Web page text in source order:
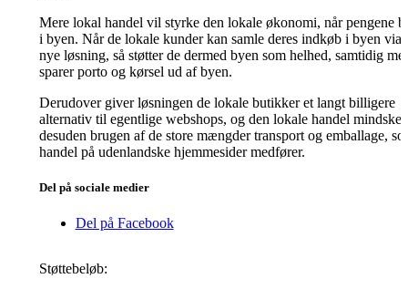
Mere lokal handel vil styrke den lokale økonomi, når pengene
i byen. Når de lokale kunder kan samle deres indkøb i byen via
nye løsning, så støtter de dermed byen som helhed, samtidig
sparer porto og kørsel ud af byen.
Derudover giver løsningen de lokale butikker et langt billigere
alternativ til egentlige webshops, og den lokale handel mindsker
desuden brugen af de store mængder transport og emballage,
handel på udenlandske hjemmesider medfører.
Del på sociale medier
Del på Facebook
Støttebeløb: